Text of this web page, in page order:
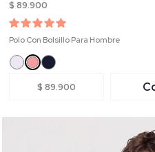
$ 89.900
Polo Con Bolsillo Para Hombre
$ 89.900